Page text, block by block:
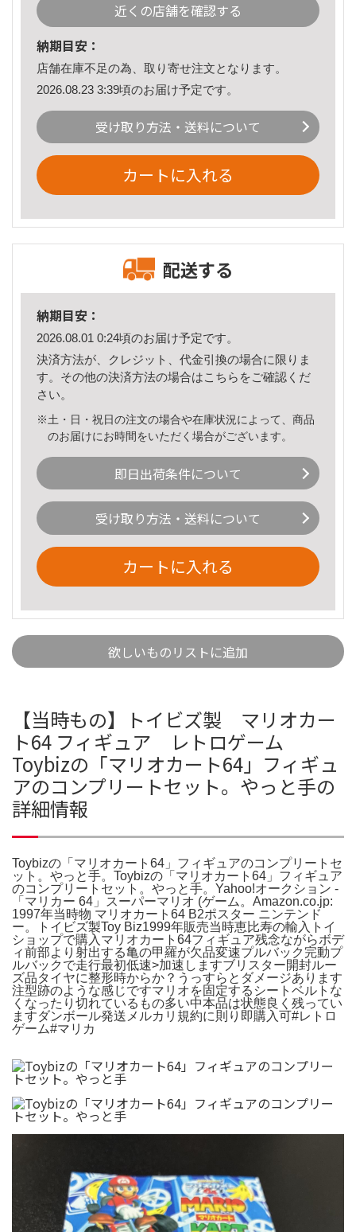
近くの店舗を確認する
納期目安：
店舗在庫不足の為、取り寄せ注文となります。
2026.08.23 3:39頃のお届け予定です。
受け取り方法・送料について
カートに入れる
配送する
納期目安：
2026.08.01 0:24頃のお届け予定です。
決済方法が、クレジット、代金引換の場合に限りま
す。その他の決済方法の場合はこちら をご確認くだ
さい。
※土・日・祝日の注文の場合や在庫状況によって、商品
のお届けにお時間をいただく場合がございます。
即日出荷条件について
受け取り方法・送料について
カートに入れる
欲しいものリストに追加
【当時もの】トイビズ製 マリオカー
ト64 フィギュア レトロゲーム
Toybizの「マリオカート64」フィギュ
アのコンプリートセット。やっと手の
詳細情報
Toybizの「マリオカート64」フィギュアのコンプリートセ
ット。やっと手。Toybizの「マリオカート64」フィギュア
のコンプリートセット。やっと手。Yahoo!オークション -
「マリカー 64」スーパーマリオ (ゲーム。Amazon.co.jp:
1997年当時物 マリオカート64 B2ポスター ニンテンド
ー。トイビズ製Toy Biz1999年販売当時恵比寿の輸入トイ
ショップで購入マリオカート64フィギュア残念ながらボデ
ィ前部より射出する亀の甲羅が欠品変速プルバック完動プ
ルバックで走行最初低速>加速しますブリスター開封ルー
ズ品タイヤに整形時からか？うっすらとダメージあります
注型跡のような感じですマリオを固定するシートベルトな
くなったり切れているもの多い中本品は状態良く残ってい
ますダンボール発送メルカリ規約に則り即購入可#レトロ
ゲーム#マリカ